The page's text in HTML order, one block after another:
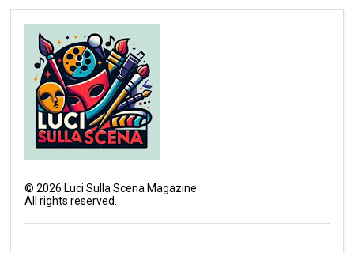
©2026 Luci Sulla Scena Magazine
All rights reserved.